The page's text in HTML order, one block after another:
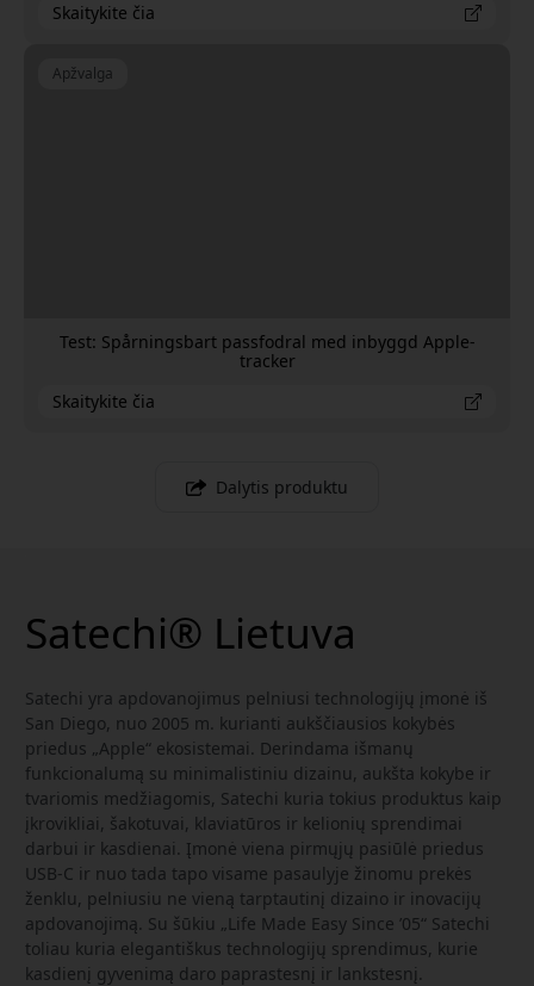
Skaitykite čia
Apžvalga
Test: Spårningsbart passfodral med inbyggd Apple-
tracker
Skaitykite čia
Dalytis produktu
Satechi® Lietuva
Satechi yra apdovanojimus pelniusi technologijų įmonė iš
San Diego, nuo 2005 m. kurianti aukščiausios kokybės
priedus „Apple“ ekosistemai. Derindama išmanų
funkcionalumą su minimalistiniu dizainu, aukšta kokybe ir
tvariomis medžiagomis, Satechi kuria tokius produktus kaip
įkrovikliai, šakotuvai, klaviatūros ir kelionių sprendimai
darbui ir kasdienai. Įmonė viena pirmųjų pasiūlė priedus
USB-C ir nuo tada tapo visame pasaulyje žinomu prekės
ženklu, pelniusiu ne vieną tarptautinį dizaino ir inovacijų
apdovanojimą. Su šūkiu „Life Made Easy Since ’05“ Satechi
toliau kuria elegantiškus technologijų sprendimus, kurie
kasdienį gyvenimą daro paprastesnį ir lankstesnį.